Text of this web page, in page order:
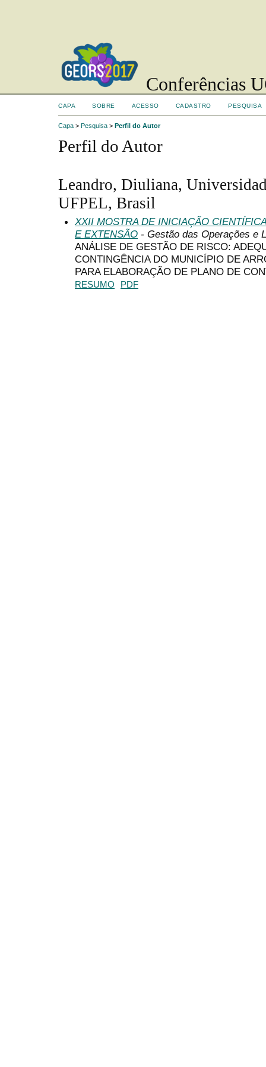
Conferências
CAPA SOBRE ACESSO CADASTRO PESQUISA
Capa > Pesquisa > Perfil do Autor
Perfil do Autor
Leandro, Diuliana,
UFPEL, Brasil
XXII MOSTRA DE INICIAÇÃO
E EXTENSÃO - Gestão das Operações e
ANÁLISE DE GESTÃO DE RISCO:
CONTINGÊNCIA DO MUNICÍPIO DE
PARA ELABORAÇÃO DE PLANO DE
RESUMO PDF